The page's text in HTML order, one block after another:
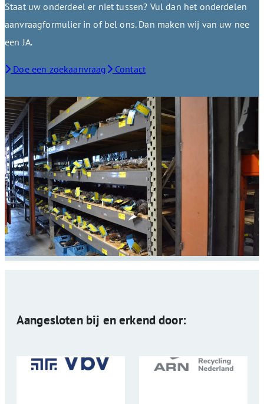
Staat uw onderdeel er niet tussen? Vul dan het onderdelen
aanvraagformulier in of bel ons. Dan maken wij van uw nee
een JA.
Doe een zoekaanvraag Contact
Aangesloten bij en erkend door: